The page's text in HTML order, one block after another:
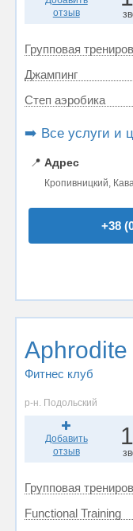
отзыв
Групповая
Джампинг
Степ аэробика
➡️ Все услуги и
📍 Адрес
Кропивницкий,
+38
Aphrodite
Фитнес клуб
р-н. Подольский
Добавить
отзыв
Групповая
Functional Training